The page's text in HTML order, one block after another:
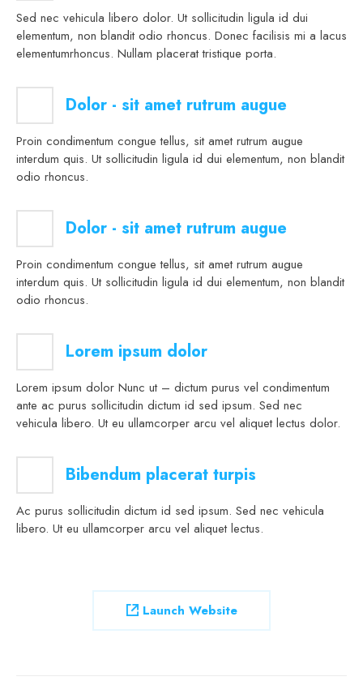
Sed nec vehicula libero dolor. Ut sollicitudin ligula id dui
elementum, non blandit odio rhoncus. Donec facilisis mi a lacus
elementumrhoncus. Nullam placerat tristique porta.
Dolor - sit amet rutrum augue
Proin condimentum congue tellus, sit amet rutrum augue
interdum quis. Ut sollicitudin ligula id dui elementum, non blandit
odio rhoncus.
Dolor - sit amet rutrum augue
Proin condimentum congue tellus, sit amet rutrum augue
interdum quis. Ut sollicitudin ligula id dui elementum, non blandit
odio rhoncus.
Lorem ipsum dolor
Lorem ipsum dolor Nunc ut – dictum purus vel condimentum
ante ac purus sollicitudin dictum id sed ipsum. Sed nec
vehicula libero. Ut eu ullamcorper arcu vel aliquet lectus dolor.
Bibendum placerat turpis
Ac purus sollicitudin dictum id sed ipsum. Sed nec vehicula
libero. Ut eu ullamcorper arcu vel aliquet lectus.
Launch Website